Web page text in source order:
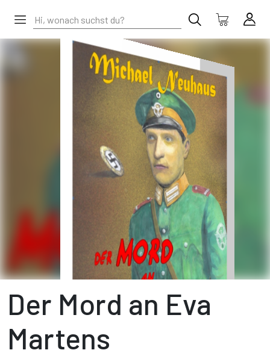
Der Mord an Eva
Martens